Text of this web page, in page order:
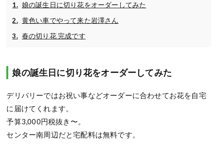
娘の誕生日に切り花をオーダーしてみた
黄色い車でやって来た岩澤さん
春の切り花 完成です
娘の誕生日に切り花をオーダーしてみた
デリバリーではお祝い事などオーダーに合わせてお花を自宅
に届けてくれます。
予算3,000円税抜き〜。
センター南周辺だと宅配料は無料です。